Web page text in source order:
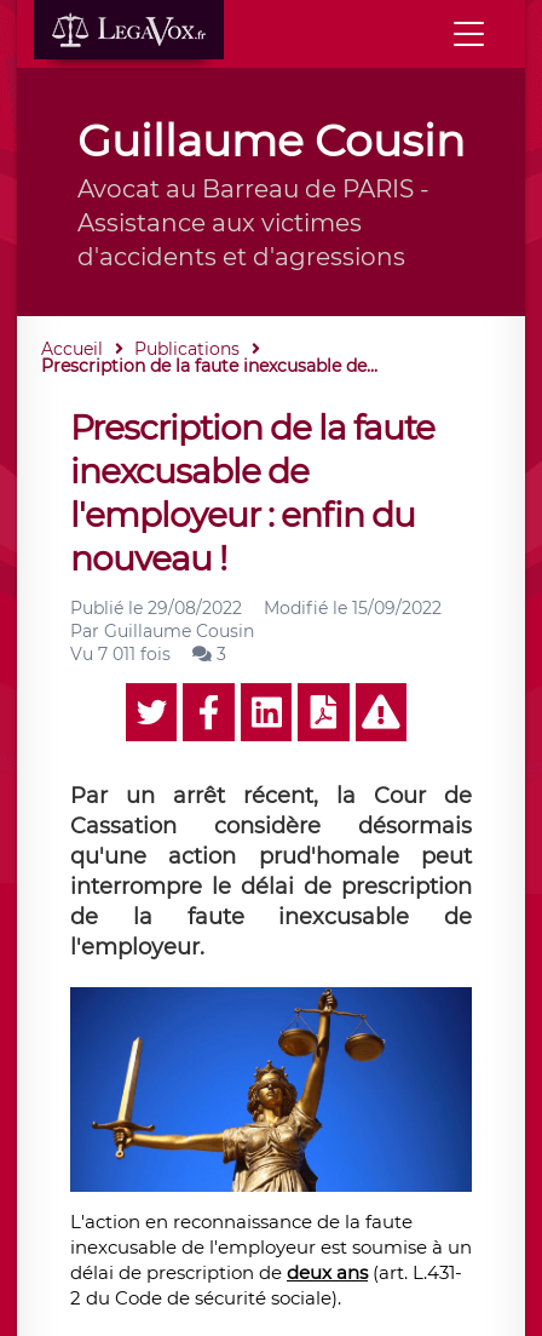
Guillaume Cousin
Avocat au Barreau de PARIS -
Assistance aux victimes
d'accidents et d'agressions
Accueil Publications
Prescription de la faute inexcusable de...
Prescription de la faute
inexcusable de
l'employeur : enfin du
nouveau !
Publié le 29/08/2022 Modifié le 15/09/2022
Par Guillaume Cousin
Vu 7 011 fois
3
Par un arrêt récent, la Cour de
Cassation considère désormais
qu'une action prud'homale peut
interrompre le délai de prescription
de la faute inexcusable de
l'employeur.
L'action en reconnaissance de la faute
inexcusable de l'employeur est soumise à un
délai de prescription de deux ans(art. L.431-
2 du Code de sécurité sociale).